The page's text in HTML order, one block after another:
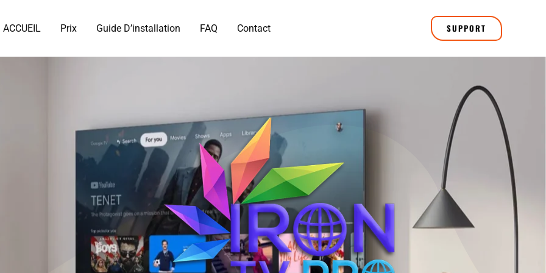
ACCUEIL Prix Guide D’installation FAQ Contact SUPPORT